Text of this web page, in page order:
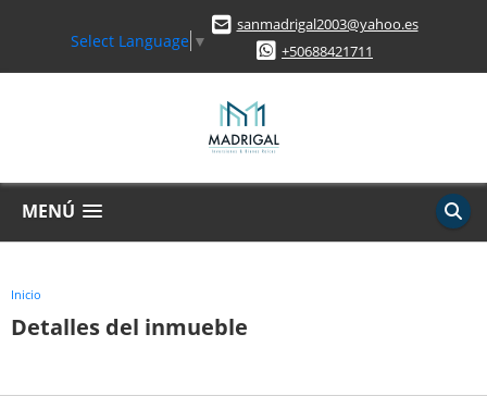
Select Language ▼
sanmadrigal2003@yahoo.es
+50688421711
MENÚ
Inicio
Detalles del inmueble